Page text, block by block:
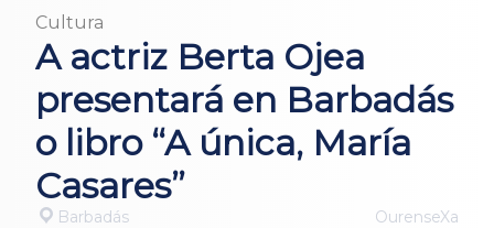
Cultura
A actriz Berta Ojea
presentará en Barbadás
o libro “A única, María
Casares”
Barbadás OurenseXa